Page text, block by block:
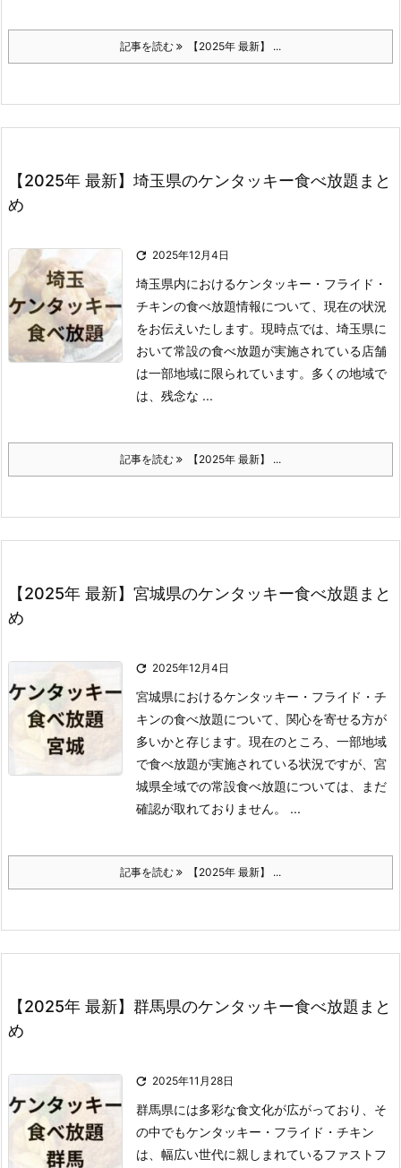
記事を読む 【2025年 最新】 ...
【2025年 最新】埼玉県のケンタッキー食べ放題まと
め
 2025年12月4日
埼玉県内におけるケンタッキー・フライド・
チキンの食べ放題情報について、現在の状況
をお伝えいたします。 現時点では、埼玉県に
おいて常設の食べ放題が実施されている店舗
は一部地域に限られています。 多くの地域で
は、残念な ...
記事を読む 【2025年 最新】 ...
【2025年 最新】宮城県のケンタッキー食べ放題まと
め
 2025年12月4日
宮城県におけるケンタッキー・フライド・チ
キンの食べ放題について、関心を寄せる方が
多いかと存じます。 現在のところ、一部地域
で食べ放題が実施されている状況ですが、宮
城県全域での常設食べ放題については、まだ
確認が取れておりません。 ...
記事を読む 【2025年 最新】 ...
【2025年 最新】群馬県のケンタッキー食べ放題まと
め
 2025年11月28日
群馬県には多彩な食文化が広がっており、そ
の中でもケンタッキー・フライド・チキン
は、幅広い世代に親しまれているファストフ